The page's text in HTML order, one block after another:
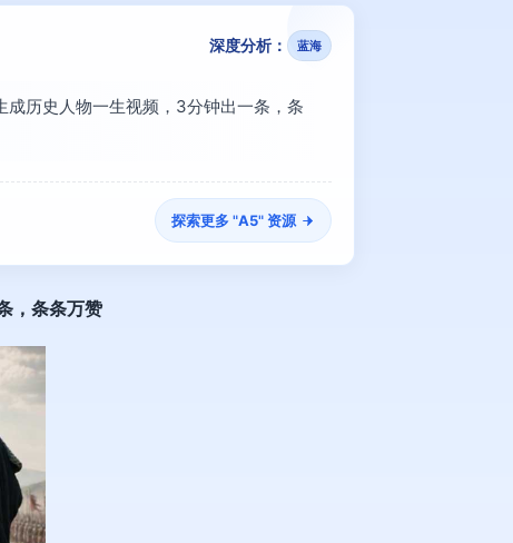
深度分析： 蓝海
历史人物一生视频，3分钟出一条，条
探索更多 "A5" 资源
，条条万赞